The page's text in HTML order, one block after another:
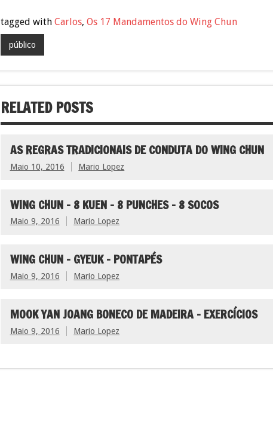
tagged with Carlos, Os 17 Mandamentos do Wing Chun
público
RELATED POSTS
AS REGRAS TRADICIONAIS DE CONDUTA DO WING CHUN
Maio 10, 2016 Mario Lopez
WING CHUN – 8 KUEN – 8 PUNCHES – 8 SOCOS
Maio 9, 2016 Mario Lopez
WING CHUN – GYEUK – PONTAPÉS
Maio 9, 2016 Mario Lopez
MOOK YAN JOANG BONECO DE MADEIRA – EXERCÍCIOS
Maio 9, 2016 Mario Lopez